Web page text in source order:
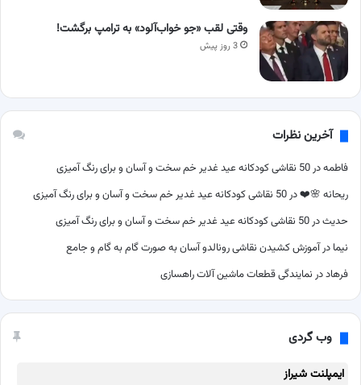
وقتی لقب «جو خواب‌آلود» به ترامپ برگشت!
3 روز پیش
آخرین نظرات
فاطمهدر50 نقاشی کودکانه عید غدیر خم سخت و آسان و برای رنگ آمیزی
ریحانه 🌸❤️در50 نقاشی کودکانه عید غدیر خم سخت و آسان و برای رنگ آمیزی
حدیثدر50 نقاشی کودکانه عید غدیر خم سخت و آسان و برای رنگ آمیزی
نیما درآموزش کشیدن نقاشی رونالدو آسان به صورت گام به گام و جامع
فرهاددر نمایندگی قطعات ماشین آلات راهسازی
وب گردی
ایمپلنت شیراز